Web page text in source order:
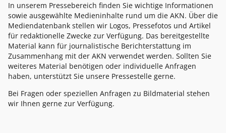
In unserem Pressebereich finden Sie wichtige Informationen
sowie ausgewählte Medieninhalte rund um die AKN. Über die
Mediendatenbank stellen wir Logos, Pressefotos und Artikel
für redaktionelle Zwecke zur Verfügung. Das bereitgestellte
Material kann für journalistische Berichterstattung im
Zusammenhang mit der AKN verwendet werden. Sollten Sie
weiteres Material benötigen oder individuelle Anfragen
haben, unterstützt Sie unsere Pressestelle gerne.
Bei Fragen oder speziellen Anfragen zu Bildmaterial stehen
wir Ihnen gerne zur Verfügung.